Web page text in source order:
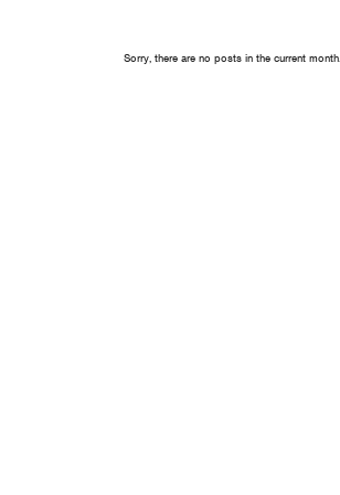
Sorry, there are no posts in the current month.